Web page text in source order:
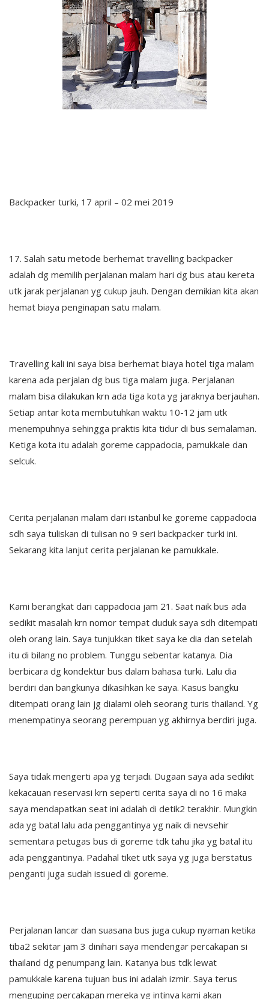
Backpacker turki, 17 april – 02 mei 2019
17. Salah satu metode berhemat travelling backpacker
adalah dg memilih perjalanan malam hari dg bus atau kereta
utk jarak perjalanan yg cukup jauh. Dengan demikian kita akan
hemat biaya penginapan satu malam.
Travelling kali ini saya bisa berhemat biaya hotel tiga malam
karena ada perjalan dg bus tiga malam juga. Perjalanan
malam bisa dilakukan krn ada tiga kota yg jaraknya berjauhan.
Setiap antar kota membutuhkan waktu 10-12 jam utk
menempuhnya sehingga praktis kita tidur di bus semalaman.
Ketiga kota itu adalah goreme cappadocia, pamukkale dan
selcuk.
Cerita perjalanan malam dari istanbul ke goreme cappadocia
sdh saya tuliskan di tulisan no 9 seri backpacker turki ini.
Sekarang kita lanjut cerita perjalanan ke pamukkale.
Kami berangkat dari cappadocia jam 21. Saat naik bus ada
sedikit masalah krn nomor tempat duduk saya sdh ditempati
oleh orang lain. Saya tunjukkan tiket saya ke dia dan setelah
itu di bilang no problem. Tunggu sebentar katanya. Dia
berbicara dg kondektur bus dalam bahasa turki. Lalu dia
berdiri dan bangkunya dikasihkan ke saya. Kasus bangku
ditempati orang lain jg dialami oleh seorang turis thailand. Yg
menempatinya seorang perempuan yg akhirnya berdiri juga.
Saya tidak mengerti apa yg terjadi. Dugaan saya ada sedikit
kekacauan reservasi krn seperti cerita saya di no 16 maka
saya mendapatkan seat ini adalah di detik2 terakhir. Mungkin
ada yg batal lalu ada penggantinya yg naik di nevsehir
sementara petugas bus di goreme tdk tahu jika yg batal itu
ada penggantinya. Padahal tiket utk saya yg juga berstatus
penganti juga sudah issued di goreme.
Perjalanan lancar dan suasana bus juga cukup nyaman ketika
tiba2 sekitar jam 3 dinihari saya mendengar percakapan si
thailand dg penumpang lain. Katanya bus tdk lewat
pamukkale karena tujuan bus ini adalah izmir. Saya terus
menguping percakapan mereka yg intinya kami akan